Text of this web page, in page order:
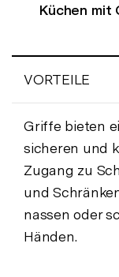
Küchen mit
VORTEILE
Griffe bieten
sicheren und
Zugang zu
und
nassen oder
Händen.